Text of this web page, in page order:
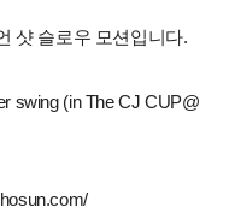
샷 슬로우 모션입니다.
swing (in The CJ CUP@